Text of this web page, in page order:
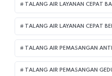
TALANG AIR LAYANAN CEPAT
TALANG AIR LAYANAN CEPAT
TALANG AIR PEMASANGAN
TALANG AIR PEMASANGAN